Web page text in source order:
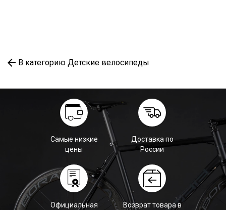
В категорию Детские велосипеды
Самые низкие
цены
Доставка по
России
Официальная
Возврат товара в